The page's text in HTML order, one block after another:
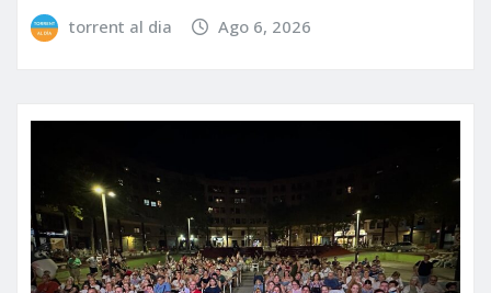
torrent al dia Ago 6, 2026